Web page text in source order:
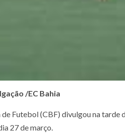
/EC Bahia
Futebol (CBF) divulgou na
27 de março.